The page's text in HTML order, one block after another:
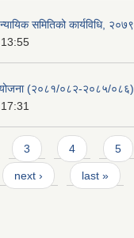
समितिको कार्यविधि, २०७९
योजना (२०८१/०८२-२०८५/०८६)
3 4 5
next › last »